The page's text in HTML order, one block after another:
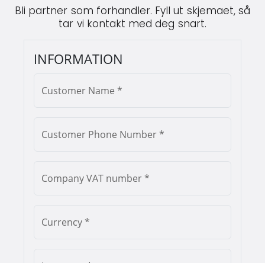
Bli partner som forhandler. Fyll ut skjemaet, så
tar vi kontakt med deg snart.